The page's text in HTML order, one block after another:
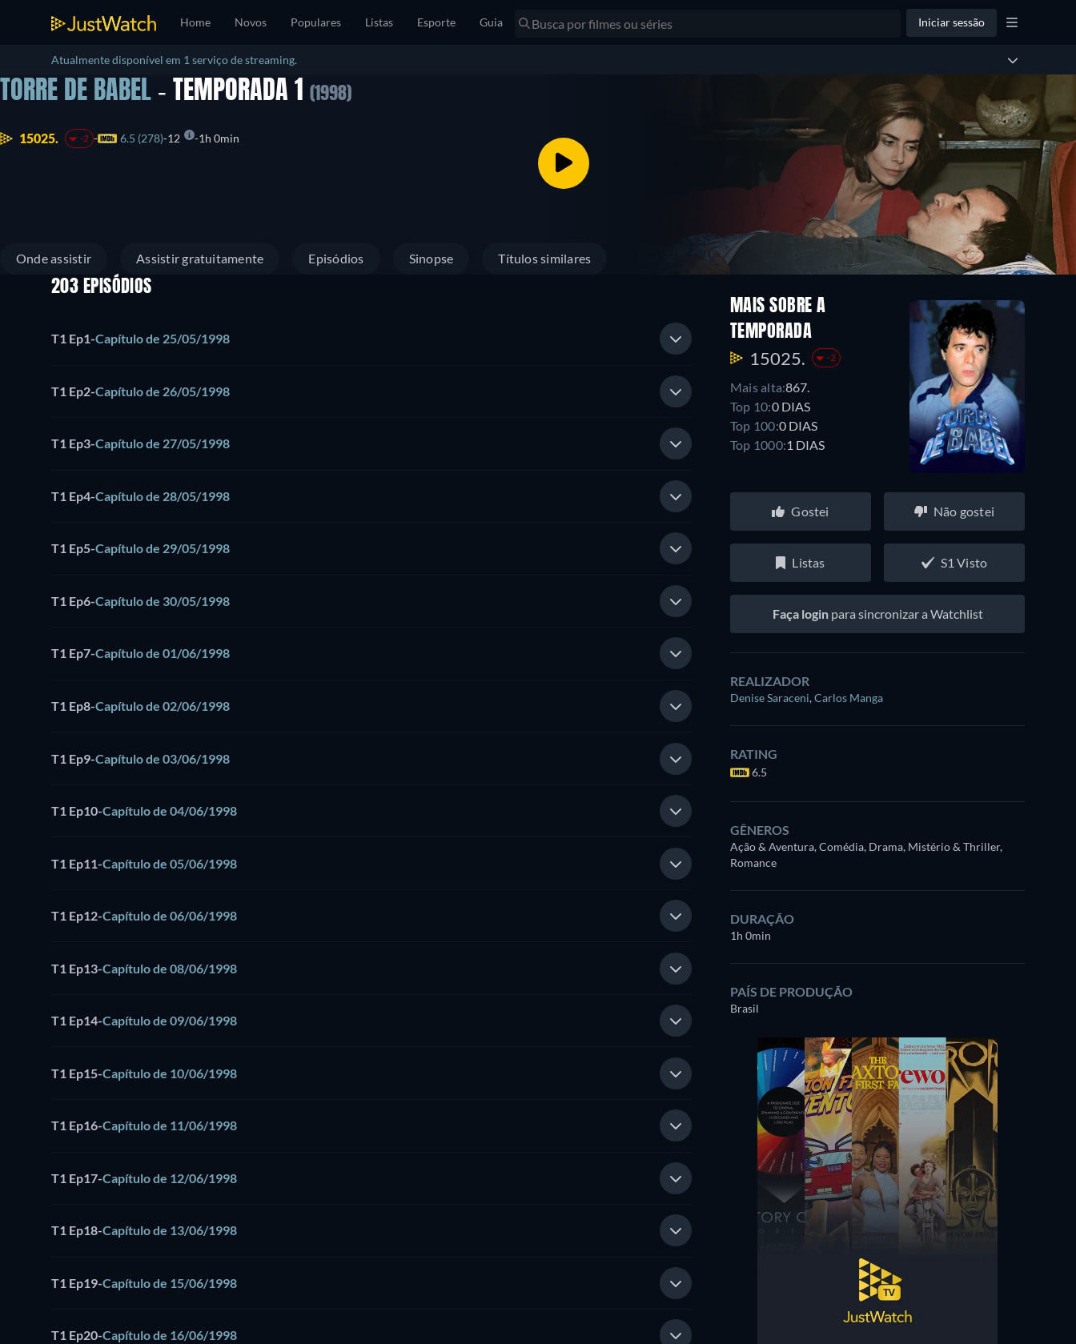
Home Novos Populares Listas Esporte Guia Iniciar sessão
Atualmente disponível em 1 serviço de streaming.
TORRE DE BABEL - TEMPORADA 1 (1998)
15025. -2 6.5 (278) 12 1h 0min
Onde assistir Assistir gratuitamente Episódios Sinopse Títulos similares
203 EPISÓDIOS
T1 Ep1-Capítulo de 25/05/1998
T1 Ep2-Capítulo de 26/05/1998
T1 Ep3-Capítulo de 27/05/1998
T1 Ep4-Capítulo de 28/05/1998
T1 Ep5-Capítulo de 29/05/1998
T1 Ep6-Capítulo de 30/05/1998
T1 Ep7-Capítulo de 01/06/1998
T1 Ep8-Capítulo de 02/06/1998
T1 Ep9-Capítulo de 03/06/1998
T1 Ep10-Capítulo de 04/06/1998
T1 Ep11-Capítulo de 05/06/1998
T1 Ep12-Capítulo de 06/06/1998
T1 Ep13-Capítulo de 08/06/1998
T1 Ep14-Capítulo de 09/06/1998
T1 Ep15-Capítulo de 10/06/1998
T1 Ep16-Capítulo de 11/06/1998
T1 Ep17-Capítulo de 12/06/1998
T1 Ep18-Capítulo de 13/06/1998
T1 Ep19-Capítulo de 15/06/1998
T1 Ep20-Capítulo de 16/06/1998
MAIS SOBRE A
TEMPORADA
15025. -2
Mais alta:867.
Top 10:0 DIAS
Top 100:0 DIAS
Top 1000:1 DIAS
Gostei Não gostei
Listas S1 Visto
Faça loginpara sincronizar a Watchlist
REALIZADOR
Denise Saraceni,Carlos Manga
RATING
6.5
GÊNEROS
Ação & Aventura, Comédia, Drama, Mistério & Thriller,
Romance
DURAÇÃO
1h 0min
PAÍS DE PRODUÇÃO
Brasil